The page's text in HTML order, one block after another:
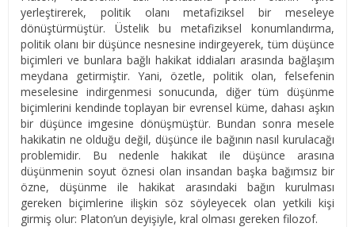
yerleştirerek, politik olanı metafiziksel bir meseleye
dönüştürmüştür. Üstelik bu metafiziksel konumlandırma,
politik olanı bir düşünce nesnesine indirgeyerek, tüm düşünce
biçimleri ve bunlara bağlı hakikat iddiaları arasında bağlaşım
meydana getirmiştir. Yani, özetle, politik olan, felsefenin
meselesine indirgenmesi sonucunda, diğer tüm düşünme
biçimlerini kendinde toplayan bir evrensel küme, dahası aşkın
bir düşünce imgesine dönüşmüştür. Bundan sonra mesele
hakikatin ne olduğu değil, düşünce ile bağının nasıl kurulacağı
problemidir. Bu nedenle hakikat ile düşünce arasına
düşünmenin soyut öznesi olan insandan başka bağımsız bir
özne, düşünme ile hakikat arasındaki bağın kurulması
gereken biçimlerine ilişkin söz söyleyecek olan yetkili kişi
girmiş olur: Platon’un deyişiyle, kral olması gereken filozof.